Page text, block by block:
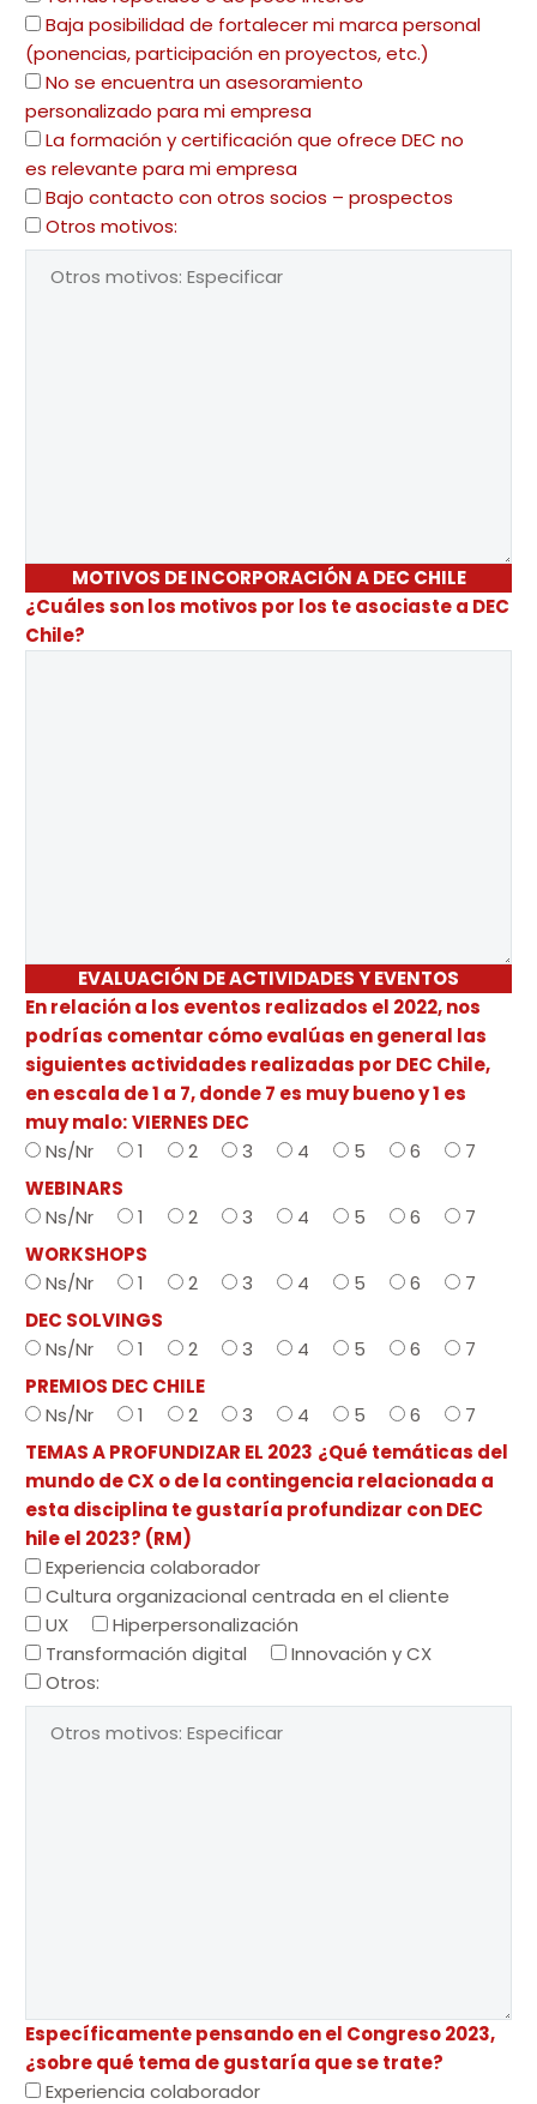
Baja posibilidad de fortalecer mi marca personal
(ponencias, participación en proyectos, etc.)
No se encuentra un asesoramiento
personalizado para mi empresa
La formación y certificación que ofrece DEC no
es relevante para mi empresa
Bajo contacto con otros socios – prospectos
Otros motivos:
MOTIVOS DE INCORPORACIÓN A DEC CHILE
¿Cuáles son los motivos por los te asociaste a DEC
Chile?
EVALUACIÓN DE ACTIVIDADES Y EVENTOS
En relación a los eventos realizados el 2022, nos
podrías comentar cómo evalúas en general las
siguientes actividades realizadas por DEC Chile,
en escala de 1 a 7, donde 7 es muy bueno y 1 es
muy malo:VIERNES DEC
Ns/Nr
1 2 3 4 5 6
7
WEBINARS
Ns/Nr
1 2 3 4 5 6
7
WORKSHOPS
Ns/Nr
1 2 3 4 5 6
7
DEC SOLVINGS
Ns/Nr
1 2 3 4 5 6
7
PREMIOS DEC CHILE
Ns/Nr
1 2 3 4 5 6
7
TEMAS A PROFUNDIZAR EL 2023 ¿Qué temáticas del
mundo de CX o de la contingencia relacionada a
esta disciplina te gustaría profundizar con DEC
hile el 2023? (RM)
Experiencia colaborador
Cultura organizacional centrada en el cliente
UX
Hiperpersonalización
Transformación digital
Innovación y CX
Otros:
Específicamente pensando en el Congreso 2023,
¿sobre qué tema de gustaría que se trate?
Experiencia colaborador